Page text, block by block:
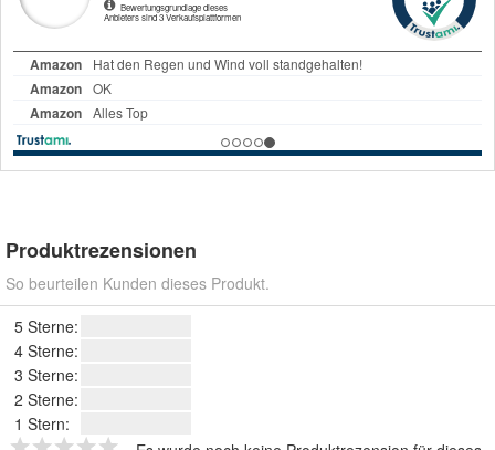
Produktrezensionen
So beurteilen Kunden dieses Produkt.
5 Sterne:
4 Sterne:
3 Sterne:
2 Sterne:
1 Stern: